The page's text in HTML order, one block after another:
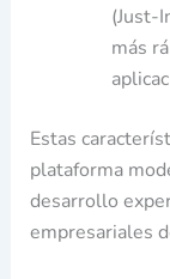
(Just-
más
Estas
plataforma
desarrollo
empresariales